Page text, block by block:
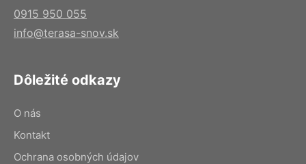
0915 950 055
info@terasa-snov.sk
Dôležité odkazy
O nás
Kontakt
Ochrana osobných údajov